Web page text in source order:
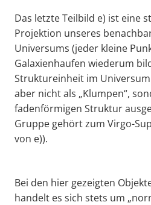
Das letzte Teilbild e) ist eine
Projektion unseres
Universums (jeder kleine
Galaxienhaufen wiederum
Struktureinheit im
aber nicht als „Klumpen“,
fadenförmigen Struktur
Gruppe gehört zum Virgo-
von e)).
Bei den hier gezeigten
handelt es sich stets um